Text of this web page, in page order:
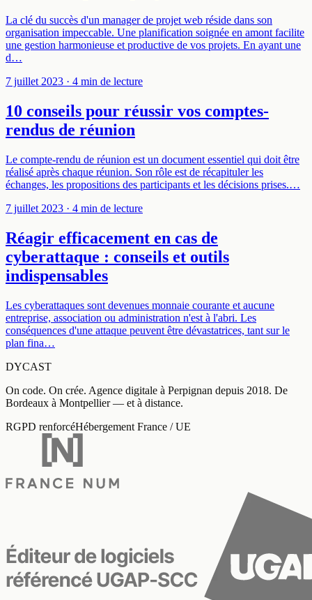
La clé du succès d'un manager de projet web réside dans son
organisation impeccable. Une planification soignée en amont facilite
une gestion harmonieuse et productive de vos projets. En ayant une
d…
7 juillet 2023 · 4 min de lecture
10 conseils pour réussir vos comptes-
rendus de réunion
Le compte-rendu de réunion est un document essentiel qui doit être
réalisé après chaque réunion. Son rôle est de récapituler les
échanges, les propositions des participants et les décisions prises.…
7 juillet 2023 · 4 min de lecture
Réagir efficacement en cas de
cyberattaque : conseils et outils
indispensables
Les cyberattaques sont devenues monnaie courante et aucune
entreprise, association ou administration n'est à l'abri. Les
conséquences d'une attaque peuvent être dévastatrices, tant sur le
plan fina…
DYCAST
On code. On crée. Agence digitale à Perpignan depuis 2018. De
Bordeaux à Montpellier — et à distance.
RGPD renforcéHébergement France / UE